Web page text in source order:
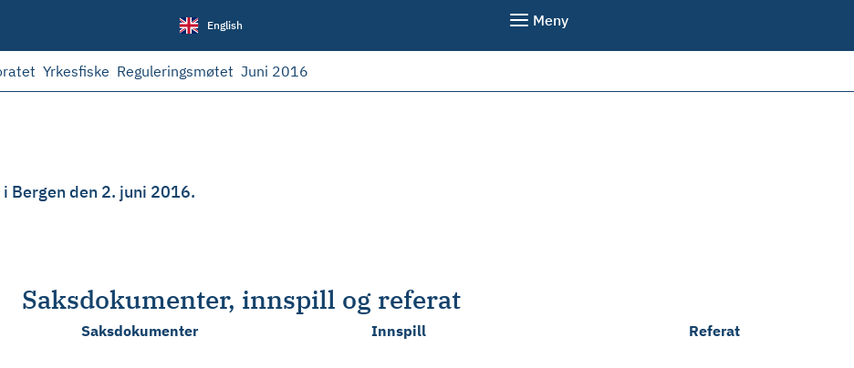
English Meny
Yrkesfiske Reguleringsmøtet Juni 2016
den 2. juni 2016.
Saksdokumenter, innspill og referat
Saksdokumenter Innspill
Referat